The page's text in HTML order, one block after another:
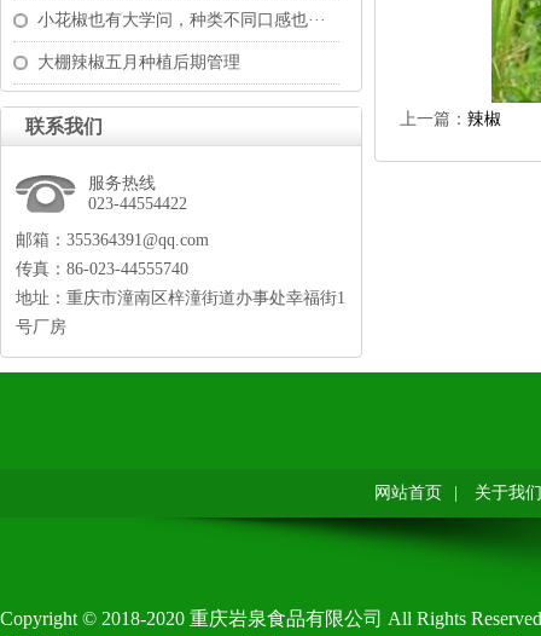
小花椒也有大学问，种类不同口感也···
大棚辣椒五月种植后期管理
联系我们
服务热线
023-44554422
邮箱：355364391@qq.com
传真：86-023-44555740
地址：重庆市潼南区梓潼街道办事处幸福街1
号厂房
上一篇： 辣椒
网站首页 关于我们
Copyright©2018-2020重庆岩泉食品有限公司